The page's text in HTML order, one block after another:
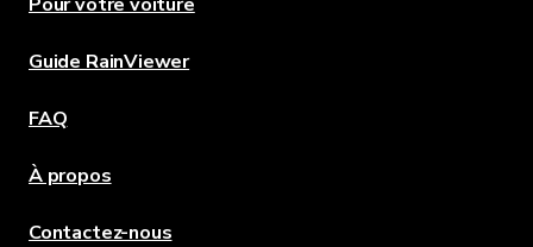
Guide RainViewer
FAQ
À propos
Contactez-nous